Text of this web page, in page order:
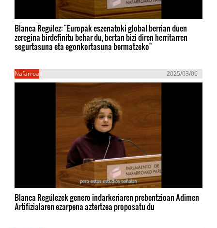
Blanca Regúlez: "Europak eszenatoki global berrian duen
zeregina birdefinitu behar du, bertan bizi diren herritarren
segurtasuna eta egonkortasuna bermatzeko"
Nafarroa 2025/03/06
Blanca Regúlezek genero indarkeriaren prebentzioan Adimen
Artifizialaren ezarpena aztertzea proposatu du